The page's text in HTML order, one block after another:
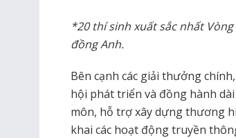
*20 thí sinh xuất sắc nhất
đồng Anh.
Bên cạnh các giải thưởng
hội phát triển và đồng hành
môn, hỗ trợ xây dựng thương
khai các hoạt động truyền